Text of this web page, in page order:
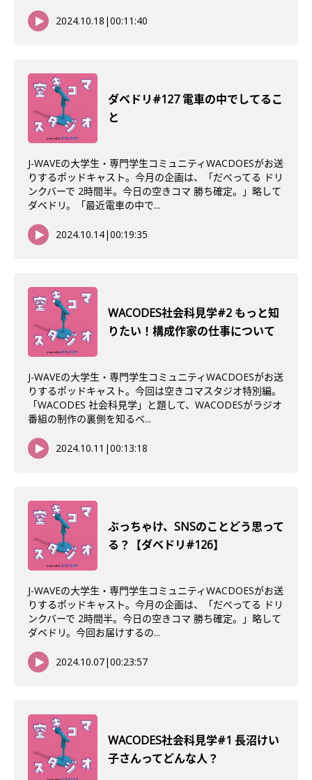
2024.10.18 |00:11:40
ダベドリ#127 電車の中でしてるこ
と
J-WAVEの大学生・専門学生コミュニティWACDOESがお送
りするポッドキャスト。今月の企画は、「だべってる ドリ
ンクバーで 2時間半。今日の空きコマ 勝ち確定。」略して
ダベドリ。「最近電車の中で...
2024.10.14|00:19:35
WACODES社会科見学#2 もっと知
りたい！構成作家の仕事について
J-WAVEの大学生・専門学生コミュニティWACDOESがお送
りするポッドキャスト。今回は空きコマスタジオ特別編。
「WACODES 社会科見学」と題して、WACODESがラジオ
番組の制作の裏側を知るべ...
2024.10.11 |00:13:18
ぶっちゃけ、SNSのことどう思って
る？【ダベドリ#126】
J-WAVEの大学生・専門学生コミュニティWACDOESがお送
りするポッドキャスト。今月の企画は、「だべってる ドリ
ンクバーで 2時間半。今日の空きコマ 勝ち確定。」略して
ダベドリ。今回お届けするの...
2024.10.07|00:23:57
WACODES社会科見学#1 長沼けい
子さんってどんな人？